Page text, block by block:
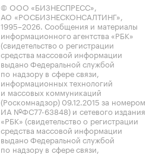
© ООО «БИЗНЕСПРЕСС»,
АО «РОСБИЗНЕСКОНСАЛТИНГ»,
1995–2026. Сообщения и материалы
информационного агентства «РБК»
(свидетельство о регистрации
средства массовой информации
выдано Федеральной службой
по надзору в сфере связи,
информационных технологий
и массовых коммуникаций
(Роскомнадзор) 09.12.2015 за номером
ИА №ФС77-63848) и сетевого издания
«РБК» (свидетельство о регистрации
средства массовой информации
выдано Федеральной службой
по надзору в сфере связи,